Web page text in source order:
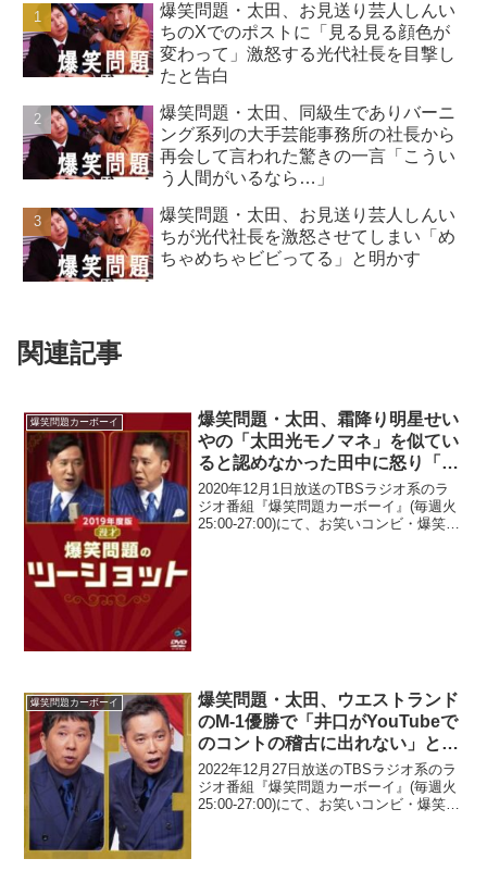
爆笑問題・太田、お見送り芸人しんい
ちのXでのポストに「見る見る顔色が
変わって」激怒する光代社長を目撃し
たと告白
爆笑問題・太田、同級生でありバーニ
ング系列の大手芸能事務所の社長から
再会して言われた驚きの一言「こうい
う人間がいるなら…」
爆笑問題・太田、お見送り芸人しんい
ちが光代社長を激怒させてしまい「め
ちゃめちゃビビってる」と明かす
関連記事
爆笑問題カーボーイ
爆笑問題・太田、霜降り明星せい
やの「太田光モノマネ」を似てい
ると認めなかった田中に怒り「お
前が言うなって」
2020年12月1日放送のTBSラジオ系のラ
ジオ番組『爆笑問題カーボーイ』(毎週火
25:00-27:00)にて、お笑いコンビ・爆笑問
爆笑問題カーボーイ
爆笑問題・太田、ウエストランド
のM-1優勝で「井口がYouTubeで
のコントの稽古に出れない」とい
うことが起こっていると明かす
2022年12月27日放送のTBSラジオ系のラ
ジオ番組『爆笑問題カーボーイ』(毎週火
25:00-27:00)にて、お笑いコンビ・爆笑問